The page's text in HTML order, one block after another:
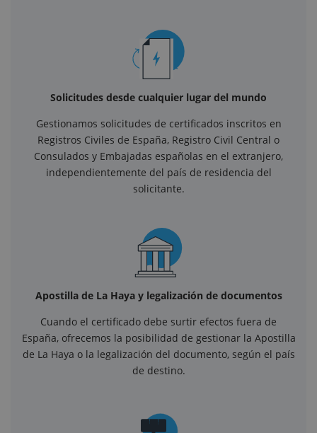
Solicitudes desde cualquier lugar del mundo
Gestionamos solicitudes de certificados inscritos en
Registros Civiles de España, Registro Civil Central o
Consulados y Embajadas españolas en el extranjero,
independientemente del país de residencia del
solicitante.
Apostilla de La Haya y legalización de documentos
Cuando el certificado debe surtir efectos fuera de
España, ofrecemos la posibilidad de gestionar la Apostilla
de La Haya o la legalización del documento, según el país
de destino.